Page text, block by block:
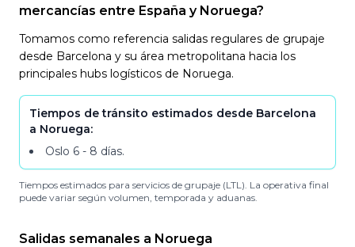
mercancías entre España y Noruega?
Tomamos como referencia salidas regulares de grupaje
desde Barcelona y su área metropolitana hacia los
principales hubs logísticos de Noruega.
Tiempos de tránsito estimados desde Barcelona
a Noruega:
Oslo 6 - 8 días.
Tiempos estimados para servicios de grupaje (LTL). La operativa final
puede variar según volumen, temporada y aduanas.
Salidas semanales a Noruega